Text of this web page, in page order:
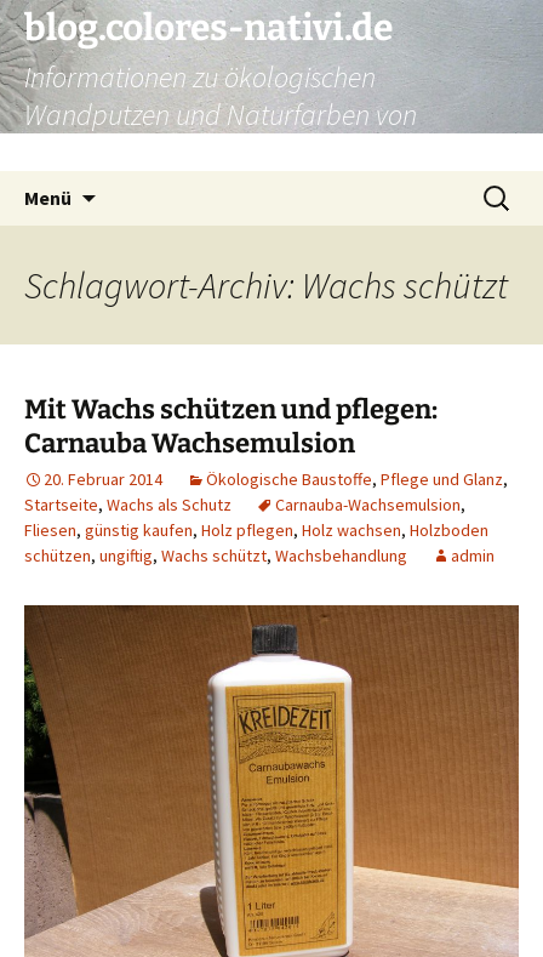
Zum
Inhalt
springen
blog.colores-nativi.de
Informationen zu ökologischen
Wandputzen und Naturfarben von
Menü
Suchen
nach:
Schlagwort-Archiv: Wachs schützt
Mit Wachs schützen und pflegen:
Carnauba Wachsemulsion
20. Februar 2014 Ökologische Baustoffe, Pflege und Glanz,
Startseite, Wachs als Schutz Carnauba-Wachsemulsion,
Fliesen, günstig kaufen, Holz pflegen, Holz wachsen, Holzboden
schützen, ungiftig, Wachs schützt, Wachsbehandlung admin